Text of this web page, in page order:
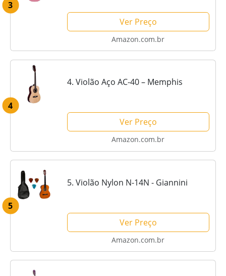
3
Ver Preço
Amazon.com.br
4
4. Violão Aço AC-40 – Memphis
Ver Preço
Amazon.com.br
5
5. Violão Nylon N-14N - Giannini
Ver Preço
Amazon.com.br